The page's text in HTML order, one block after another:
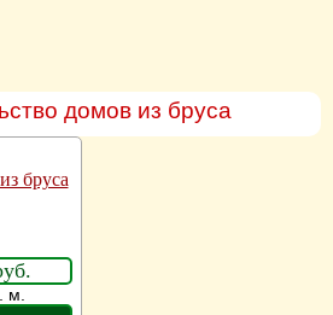
домов из бруса
бруса
м.